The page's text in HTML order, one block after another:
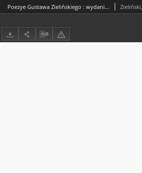
Poezye Gustawa Zielińskiego : wydanie zupełne. T. 2